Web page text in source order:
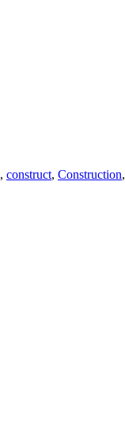
, construct, Construction,